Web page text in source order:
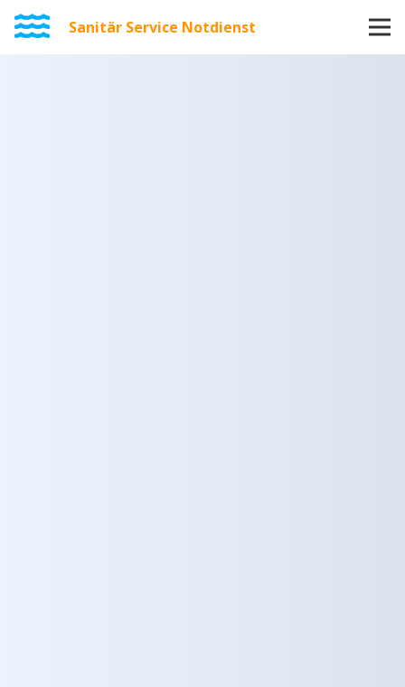
Sanitär Service Notdienst